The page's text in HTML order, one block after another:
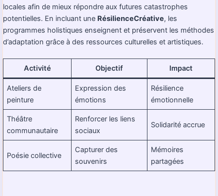
locales afin de mieux répondre aux futures catastrophes
potentielles. En incluant une RésilienceCréative, les
programmes holistiques enseignent et préservent les méthodes
d’adaptation grâce à des ressources culturelles et artistiques.
Activité Objectif Impact
Ateliers de
peinture
Expression des
émotions
Résilience
émotionnelle
Théâtre
communautaire
Renforcer les liens
sociaux
Solidarité accrue
Poésie collective
Capturer des
souvenirs
Mémoires
partagées